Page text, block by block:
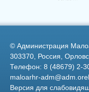
© Администрация
303370, Россия,
Телефон: 8 (48679) 2-
maloarhr-
Версия для